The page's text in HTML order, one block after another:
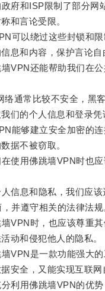
和ISP限制了部分网站
和言论受限。
以绕过这些封锁和限
息和内容，保护言论自
还能帮助我们在公
通常比较不安全，黑客
们的个人信息和登录凭
够建立安全加密的连
据不被窃取。
用佛跳墙VPN时也应
息和隐私，我们应该
并遵守相关的法律法规
时，也应该尊重其
动和侵犯他人的隐私。
是一款功能强大的
安全，又能实现互联网
用佛跳墙VPN的优势